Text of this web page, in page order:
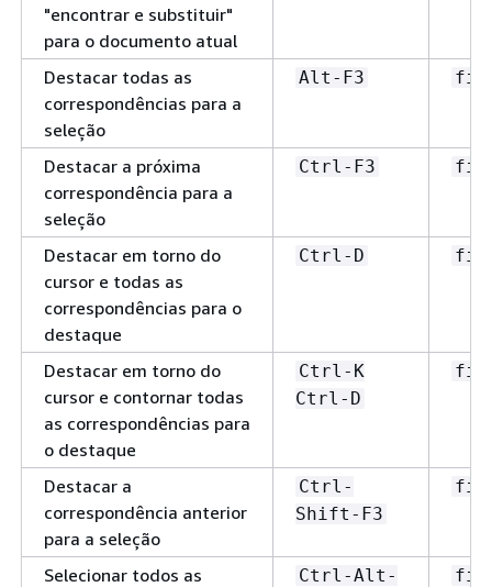
"encontrar e substituir"
para o documento atual
Destacar todas as
correspondências para a
seleção
Alt-F3
Destacar a próxima
correspondência para a
seleção
Ctrl-F3
Destacar em torno do
cursor e todas as
correspondências para o
destaque
Ctrl-D
Destacar em torno do
cursor e contornar todas
as correspondências para
o destaque
Ctrl-K
Ctrl-D
Destacar a
correspondência anterior
para a seleção
Ctrl-
Shift-F3
Selecionar todos as
Ctrl-Alt-